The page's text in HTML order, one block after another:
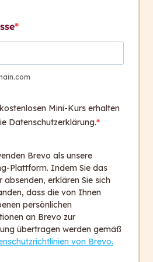
5
Laufenden!
anmelden
Mini-Kurs erhalten
Datenschutzerklärung.
Brevo als unsere
Plattform. Indem Sie das
absenden, erklären Sie sich
dass die von Ihnen
persönlichen
an Brevo zur
übertragen werden gemäß
von Brevo.